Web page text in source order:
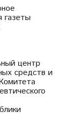
газеты
центр
средств и